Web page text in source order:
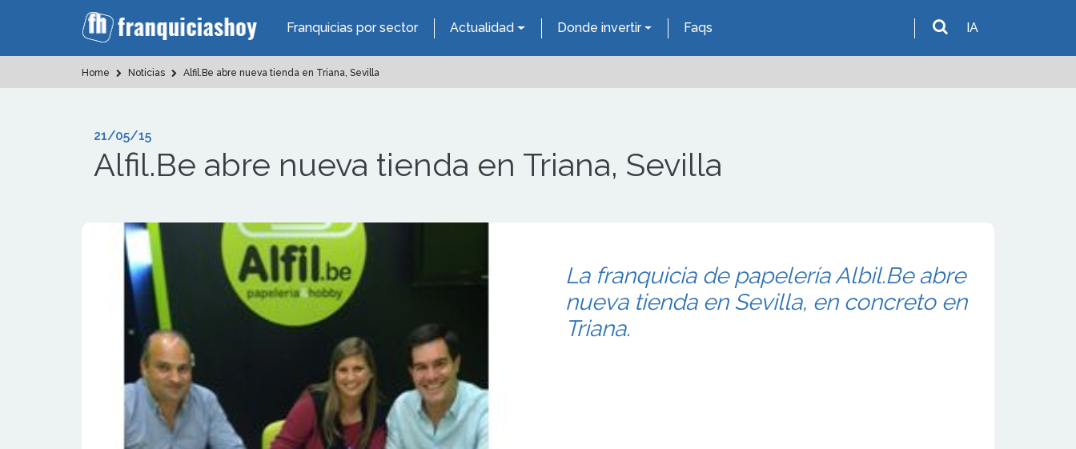
Franquicias por sector Actualidad Donde invertir Faqs IA
Home Noticias Alfil.Be abre nueva tienda en Triana, Sevilla
21/05/15
Alfil.Be abre nueva tienda en Triana, Sevilla
La franquicia de papelería Albil.Be abre
nueva tienda en Sevilla, en concreto en
Triana.